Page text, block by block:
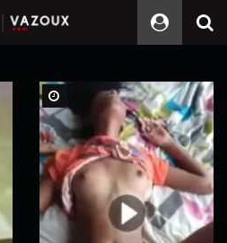
Watch Later